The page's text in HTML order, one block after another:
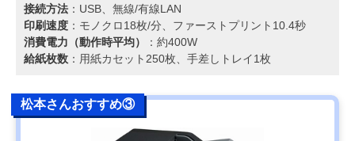
接続方法 ：USB、無線/有線LAN
印刷速度 ：モノクロ18枚/分、ファーストプリント10.4秒
消費電力（動作時平均）
：約400W
給紙枚数 ：用紙カセット250枚、手差しトレイ1枚
松本さんおすすめ③